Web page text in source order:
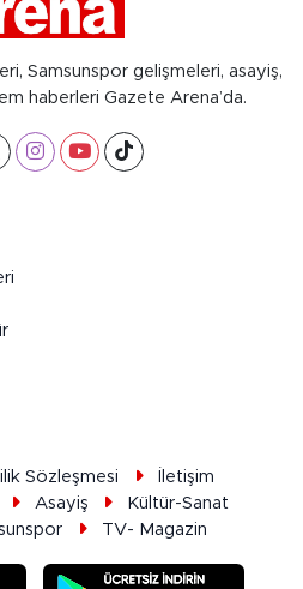
Samsunspor gelişmeleri, asayiş,
haberleri Gazete Arena’da.
Sözleşmesi
İletişim
Asayiş
Kültür-Sanat
TV- Magazin